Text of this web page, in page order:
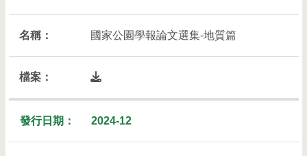
國家公園學報論文選集-地質篇
開啟檔案下載列表彈出視窗
2024-12